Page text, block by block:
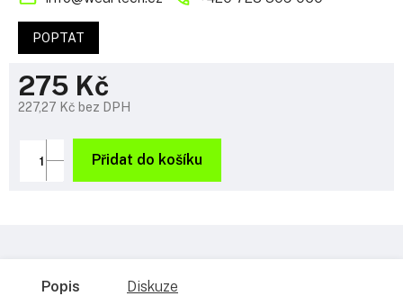
275 Kč
227,27 Kč bez DPH
cena:
Přidat do košíku
POPTAT
Popis Diskuze